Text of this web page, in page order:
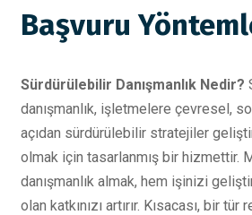
Başvuru
Sürdürülebilir Danışmanlık Nedir?
danışmanlık, işletmelere çevresel,
açıdan sürdürülebilir stratejiler
olmak için tasarlanmış bir hizmettir.
danışmanlık almak, hem işinizi
olan katkınızı artırır. Kısacası, bir